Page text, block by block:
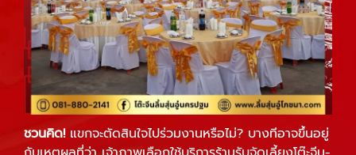
ชวนคิด!แขกจะตัดสินใจไปร่วมงานหรือไม่? บางทีอาจขึ้นอยู่